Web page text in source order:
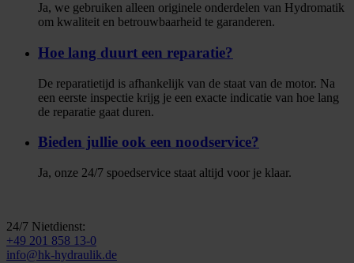
Ja, we gebruiken alleen originele onderdelen van Hydromatik
om kwaliteit en betrouwbaarheid te garanderen.
Hoe lang duurt een reparatie?
De reparatietijd is afhankelijk van de staat van de motor. Na
een eerste inspectie krijg je een exacte indicatie van hoe lang
de reparatie gaat duren.
Bieden jullie ook een noodservice?
Ja, onze 24/7 spoedservice staat altijd voor je klaar.
24/7 Nietdienst:
+49 201 858 13-0
info@hk-hydraulik.de